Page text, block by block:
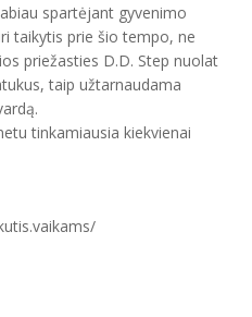
spartėjant gyvenimo
taikytis prie šio tempo, ne
priežasties D.D. Step nuolat
taip užtarnaudama
tinkamiausia kiekvienai